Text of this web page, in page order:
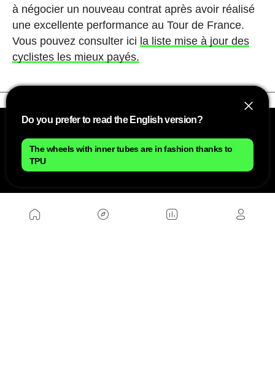
à négocier un nouveau contrat après avoir réalisé
une excellente performance au Tour de France.
Vous pouvez consulter ici la liste mise à jour des
cyclistes les mieux payés.
Do you prefer to read the English version?
The wheels with inner tubes are in fashion thanks to
TPU